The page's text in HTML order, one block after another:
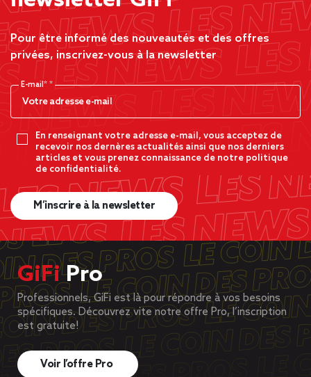
Pour être informé des nouveautés et des offres
privées, inscrivez-vous à la newsletter
E-mail*
En renseignant votre adresse e-mail, vous acceptez de
recevoir nos dernères actualités ainsi que nos derniers
articles et vous prenez connaissance de notre politique
de confidentialité.
M’inscrire à la newsletter
GiFiPro
Professionnels, GiFi est là pour répondre à vos besoins
spécifiques. Découvrez vite notre offre Pro, l’inscription
est gratuite!
Voir l’offre Pro